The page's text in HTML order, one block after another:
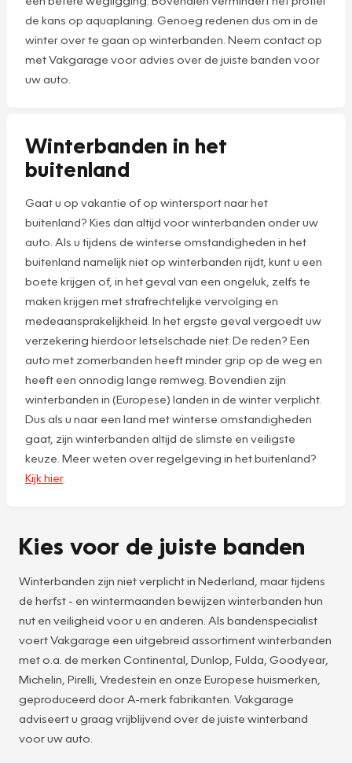
de kans op aquaplaning. Genoeg redenen dus om in de
winter over te gaan op winterbanden. Neem contact op
met Vakgarage voor advies over de juiste banden voor
uw auto.
Winterbanden in het
buitenland
Gaat u op vakantie of op wintersport naar het
buitenland? Kies dan altijd voor winterbanden onder uw
auto. Als u tijdens de winterse omstandigheden in het
buitenland namelijk niet op winterbanden rijdt, kunt u een
boete krijgen of, in het geval van een ongeluk, zelfs te
maken krijgen met strafrechtelijke vervolging en
medeaansprakelijkheid. In het ergste geval vergoedt uw
verzekering hierdoor letselschade niet. De reden? Een
auto met zomerbanden heeft minder grip op de weg en
heeft een onnodig lange remweg. Bovendien zijn
winterbanden in (Europese) landen in de winter verplicht.
Dus als u naar een land met winterse omstandigheden
gaat, zijn winterbanden altijd de slimste en veiligste
keuze. Meer weten over regelgeving in het buitenland?
Kijk hier.
Kies voor de juiste banden
Winterbanden zijn niet verplicht in Nederland, maar tijdens
de herfst - en wintermaanden bewijzen winterbanden hun
nut en veiligheid voor u en anderen. Als bandenspecialist
voert Vakgarage een uitgebreid assortiment winterbanden
met o.a. de merken Continental, Dunlop, Fulda, Goodyear,
Michelin, Pirelli, Vredestein en onze Europese huismerken,
geproduceerd door A-merk fabrikanten. Vakgarage
adviseert u graag vrijblijvend over de juiste winterband
voor uw auto.